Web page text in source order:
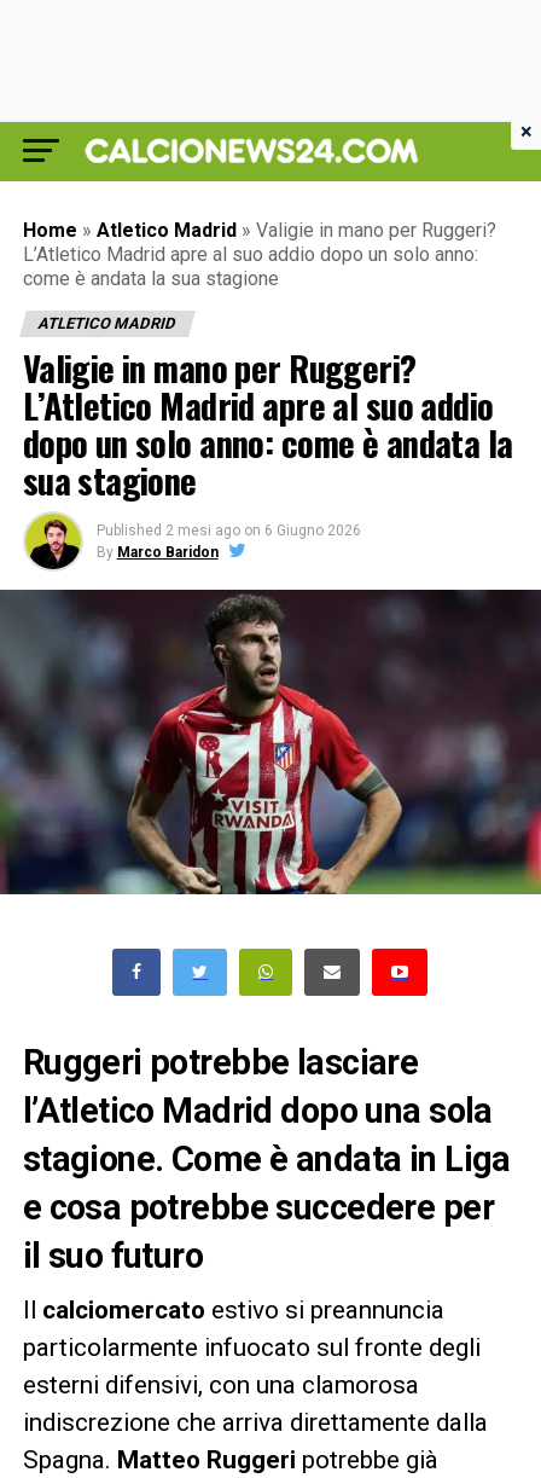
Home » Atletico Madrid » Valigie in mano per Ruggeri?
L’Atletico Madrid apre al suo addio dopo un solo anno:
come è andata la sua stagione
ATLETICO MADRID
Valigie in mano per Ruggeri?
L’Atletico Madrid apre al suo addio
dopo un solo anno: come è andata la
sua stagione
Published 2 mesi ago on 6 Giugno 2026
By Marco Baridon
Ruggeri potrebbe lasciare
l’Atletico Madrid dopo una sola
stagione. Come è andata in Liga
e cosa potrebbe succedere per
il suo futuro
Il calciomercato estivo si preannuncia
particolarmente infuocato sul fronte degli
esterni difensivi, con una clamorosa
indiscrezione che arriva direttamente dalla
Spagna. Matteo Ruggeri potrebbe già
×